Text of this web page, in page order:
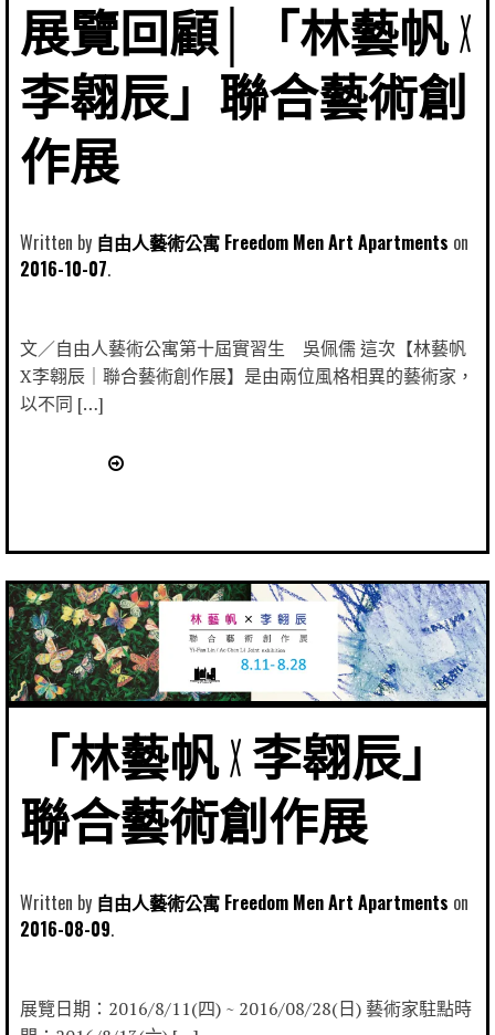
展覽回顧│「林藝帆 X
李翱辰」聯合藝術創
作展
Written by 自由人藝術公寓 Freedom Men Art Apartments
2016-10-07
文／自由人藝術公寓第十屆實習生 吳佩儒 這次【林藝帆
X李翱辰｜聯合藝術創作展】是由兩位風格相異的藝術家，
以不同 […]
「林藝帆 X 李翱辰」
聯合藝術創作展
Written by 自由人藝術公寓 Freedom Men Art Apartments
2016-08-09
展覽日期：2016/8/11(四) ~ 2016/08/28(日) 藝術家駐點時